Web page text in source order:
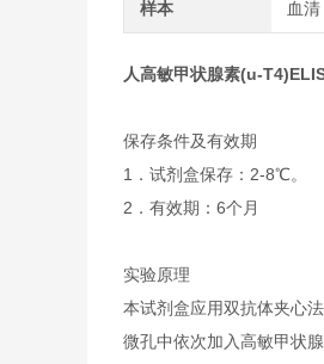
样本 血
人高敏甲状腺素(u-
保存条件及有效期
1．试剂盒保存：2-8℃。
2．有效期：6个月
实验原理
本试剂盒应用双抗体夹心
微孔中依次加入高敏甲状